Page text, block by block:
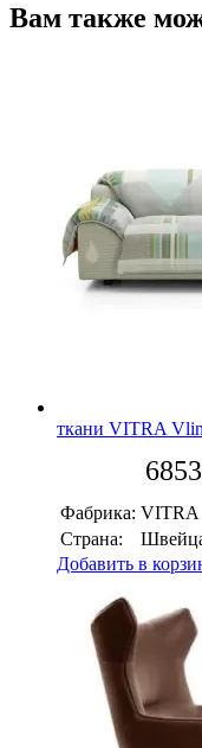
Вам также
ткани VITRA
Фабрика: VITRA
Страна:
Добавить в